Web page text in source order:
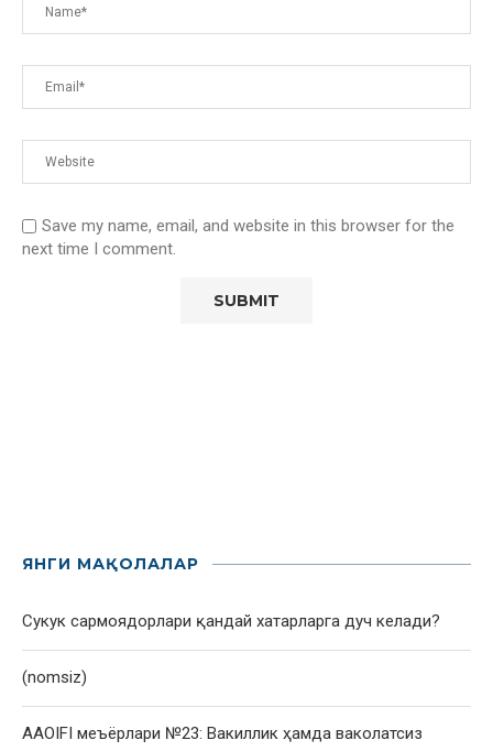
Save my name, email, and website in this browser for the
next time I comment.
ЯНГИ МАҚОЛАЛАР
Сукук сармоядорлари қандай хатарларга дуч келади?
(nomsiz)
AAOIFI меъёрлари №23: Вакиллик ҳамда ваколатсиз